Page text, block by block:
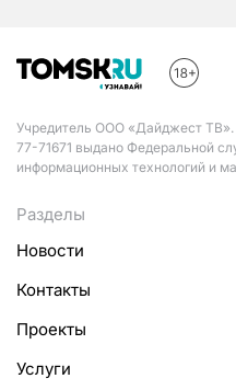
Учредитель ООО «Дайджест
77-71671 выдано Федеральной
информационных технологий и
Разделы
Новости
Контакты
Проекты
Услуги